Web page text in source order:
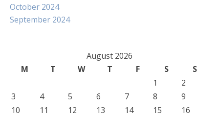
October 2024
September 2024
August 2026
M
T W T F S
S
1
2
3
4 5 6 7 8
9
10
11 12 13 14 15
16